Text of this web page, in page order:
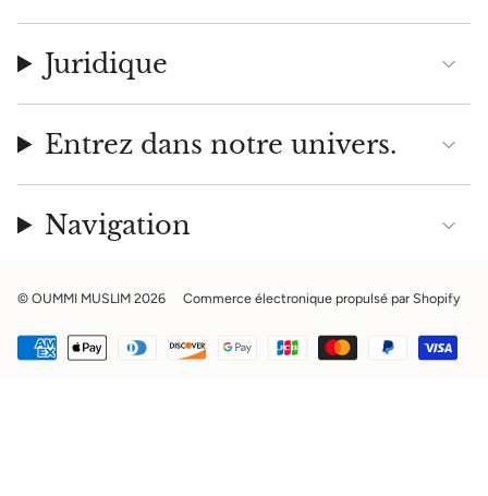
Juridique
Entrez dans notre univers.
Navigation
© OUMMI MUSLIM 2026 Commerce électronique propulsé par Shopify